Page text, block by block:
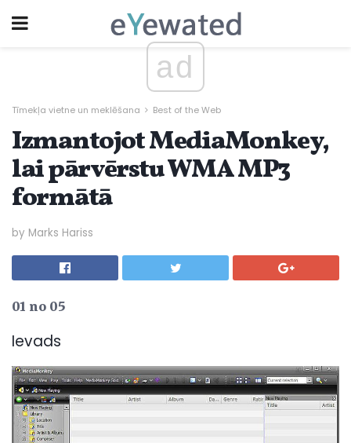
ad
Tīmekļa vietne un meklēšana Best of the Web
Izmantojot MediaMonkey,
lai pārvērstu WMA MP3
formātā
by Marks Hariss
01 no 05
Ievads